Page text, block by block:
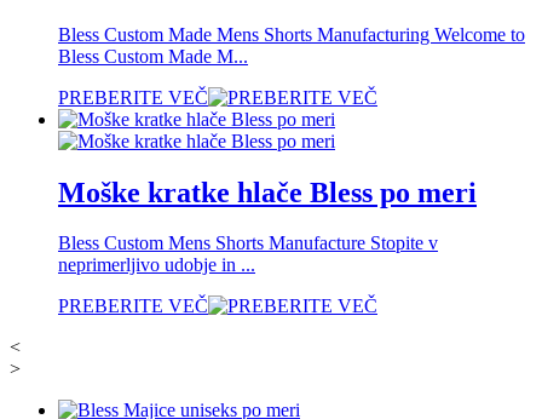
Bless Custom Made Mens Shorts Manufacturing Welcome to
Bless Custom Made M...
PREBERITE VEČ
Moške kratke hlače Bless po meri
Bless Custom Mens Shorts Manufacture Stopite v
neprimerljivo udobje in ...
PREBERITE VEČ
<
>